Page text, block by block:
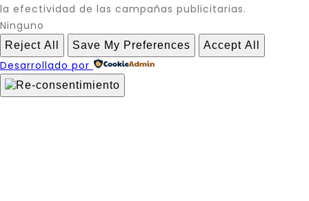
la efectividad de las campañas publicitarias.
Ninguno
Reject All Save My Preferences Accept All
Desarrollado por